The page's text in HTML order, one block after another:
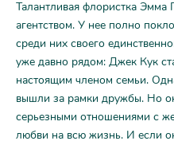
Талантливая флористка Эмма
агентством. У нее полно
среди них своего
уже давно рядом: Джек Кук
настоящим членом семьи.
вышли за рамки дружбы. Но
серьезными отношениями с
любви на всю жизнь. И если